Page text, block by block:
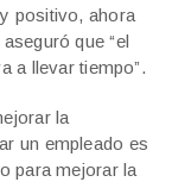
positivo, ahora
que “el
a llevar tiempo”.
la
un empleado es
para mejorar la